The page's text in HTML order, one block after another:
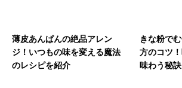
薄皮あんぱんの絶品アレン
ジ！いつもの味を変える魔法
のレシピを紹介
きな粉で
方のコツ
味わう秘